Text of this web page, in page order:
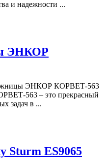
и надежности ...
ЭНКОР
ЭНКОР КОРВЕТ-563
563 – это прекрасный
задач в ...
Sturm ES9065